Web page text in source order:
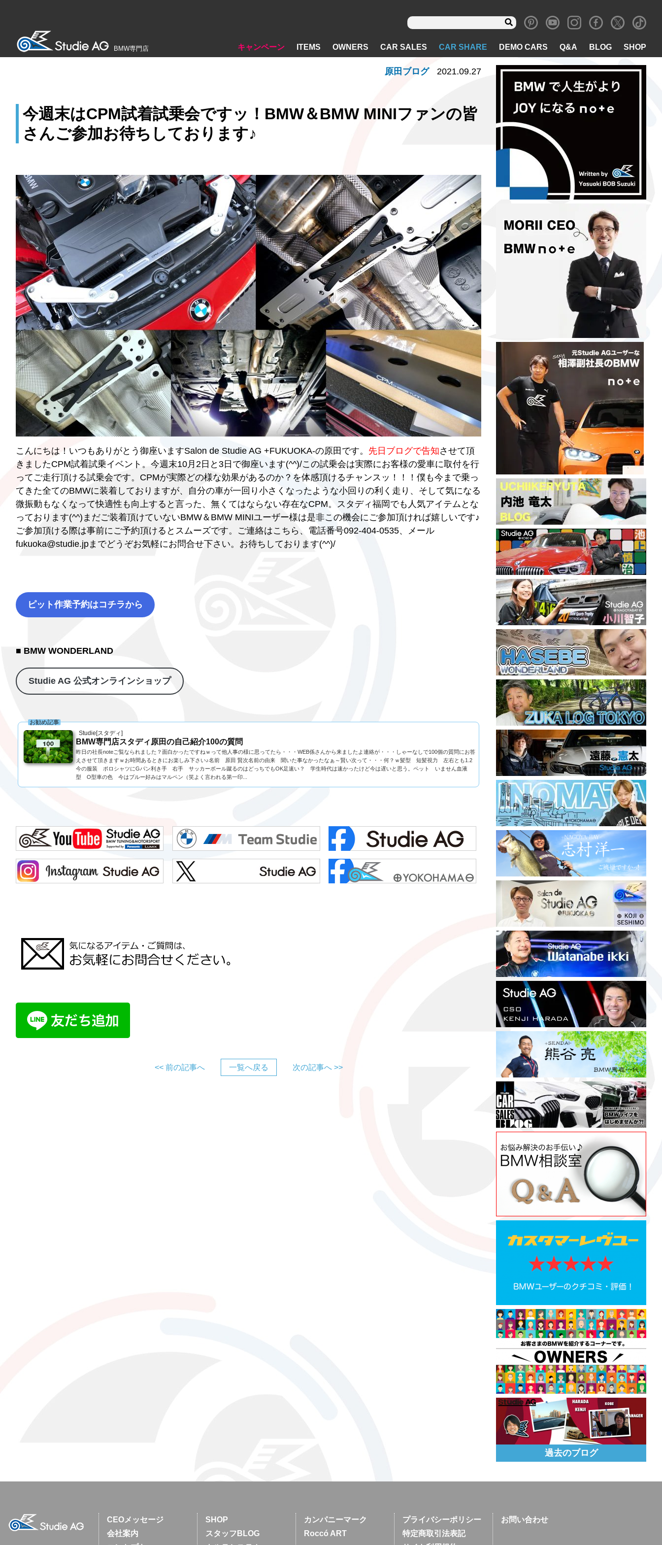
BMW専門店 キャンペーン ITEMS OWNERS CAR SALES CAR SHARE DEMO CARS Q&A BLOG SHOP
今週末はCPM試着試乗会ですッ！BMW＆BMW MINIファンの皆
さんご参加お待ちしております♪
原田ブログ 2021.09.27
こんにちは！いつもありがとう御座いますSalon de Studie AG +FUKUOKA-の原田です。 先日ブログで告知させて頂
きましたCPM試着試乗イベント。今週末10月2日と3日で御座います(^^)/この試乗会は実際にお客様の愛車に取付を行
ってご走行頂ける試乗会です。CPMが実際どの様な効果があるのか？を体感頂けるチャンスッ！！！僕も今まで乗っ
てきた全てのBMWに装着しておりますが、自分の車が一回り小さくなったような小回りの利く走り、そして気になる
微振動もなくなって快適性も向上すると言った、無くてはならない存在なCPM。スタディ福岡でも人気アイテムとな
っております(^^)まだご装着頂けていないBMW＆BMW MINIユーザー様は是非この機会にご参加頂ければ嬉しいです♪
ご参加頂ける際は事前にご予約頂けるとスムーズです。ご連絡はこちら、電話番号092-404-0535、メール
fukuoka@studie.jpまでどうぞお気軽にお問合せ下さい。お待ちしております(^^)/
ピット作業予約はコチラから
■ BMW WONDERLAND
Studie AG 公式オンラインショップ
Studie[スタディ]
お勧め記事
BMW専門店スタディ原田の自己紹介100の質問
昨日の社長noteご覧なられました？面白かったですねｗって他人事の様に思ってたら・・・WEB係さんから来ましたよ連絡が・・・しゃーなしで100個の質問にお答
えさせて頂きますｗお時間あるときにお楽しみ下さい♪名前 原田 賢次名前の由来 聞いた事なかったなぁ～賢い次って・・・何？ｗ髪型 短髪視力 左右とも1.2
今の服装 ポロシャツにGパン利き手 右手 サッカーボール蹴るのはどっちでもOK足速い？ 学生時代は速かったけど今は遅いと思う。ペット いません血液
型 O型車の色 今はブルー好みはマルペン（笑よく言われる第一印...
<< 前の記事へ 一覧へ戻る 次の記事へ >>
過去のブログ
CEOメッセージ
会社案内
SHOP
スタッフBLOG
カンパニーマーク
Roccó ART
プライバシーポリシー
特定商取引法表記
お問い合わせ